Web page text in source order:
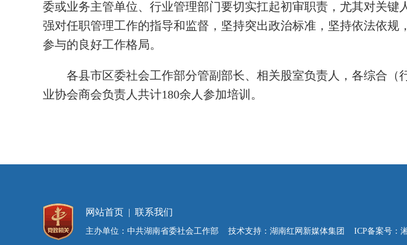
委或业务主管单位、行业管理部门要切实扛起初审职责，尤其对关
强对任职管理工作的指导和监督，坚持突出政治标准，坚持依法依
参与的良好工作格局。
各县市区委社会工作部分管副部长、相关股室负责人，各综合
业协会商会负责人共计180余人参加培训。
网站首页 | 联系我们
主办单位：中共湖南省委社会工作部 技术支持：湖南红网新媒体集团 ICP备案号：湘